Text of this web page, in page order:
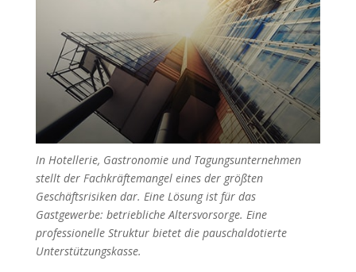
In Hotellerie, Gastronomie und Tagungsunternehmen
stellt der Fachkräftemangel eines der größten
Geschäftsrisiken dar. Eine Lösung ist für das
Gastgewerbe: betriebliche Altersvorsorge. Eine
professionelle Struktur bietet die pauschaldotierte
Unterstützungskasse.